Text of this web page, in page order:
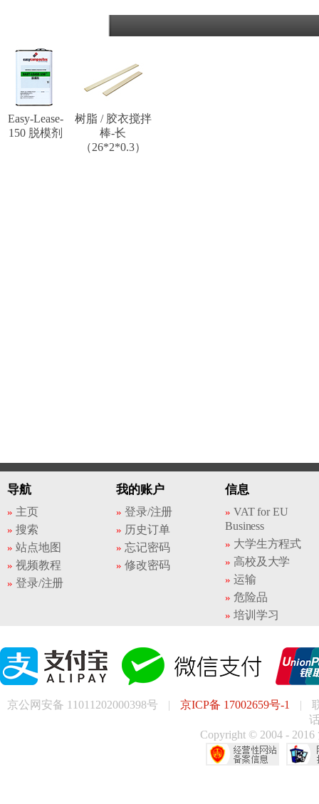
Easy-Lease-
150 脱模剂
树脂 / 胶衣搅拌
棒-长
（26*2*0.3）
导航
主页
搜索
站点地图
视频教程
登录/注册
我的账户
登录/注册
历史订单
忘记密码
修改密码
信息
VAT for EU
Business
大学生方程式
高校及大学
运输
危险品
培训学习
京公网安备 11011202000398号 | 京ICP备 17002659号-1 |
Copyright © 2004 -